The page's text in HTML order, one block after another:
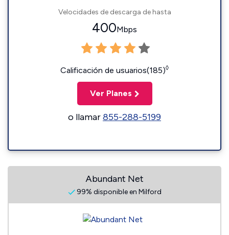
Velocidades de descarga de hasta
400Mbps
Calificación de usuarios(185)◊
Ver Planes
o llamar855-288-5199
Abundant Net
99% disponible en Milford